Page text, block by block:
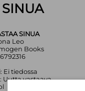
SINUA
Leo
Books
Ei tiedossa
Uutta vastaava